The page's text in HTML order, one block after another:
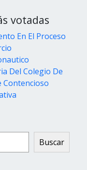
votadas
En El Proceso
Del Colegio De
Contencioso
Buscar